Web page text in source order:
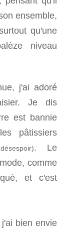
ensemble,
qu'une
niveau
j'ai adoré
Je dis
est bannie
pâtissiers
. Le
comme
et c'est
bien envie